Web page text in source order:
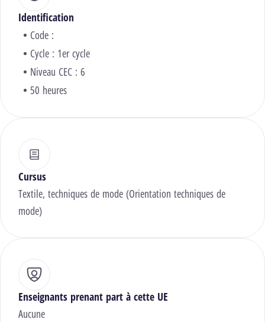
Identification
Code :
Cycle : 1er cycle
Niveau CEC : 6
50 heures
Cursus
Textile, techniques de mode (Orientation techniques de
mode)
Enseignants prenant part à cette UE
Aucune